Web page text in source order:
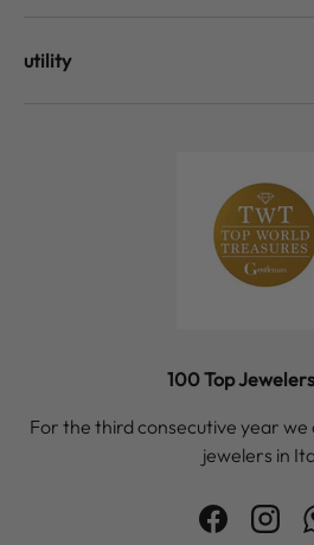
utility
100 Top
For the third consecutive year
jewelers in
Facebook